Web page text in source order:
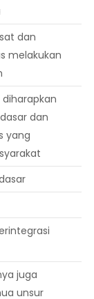
dan
melakukan
dan
yang
juga
unsur